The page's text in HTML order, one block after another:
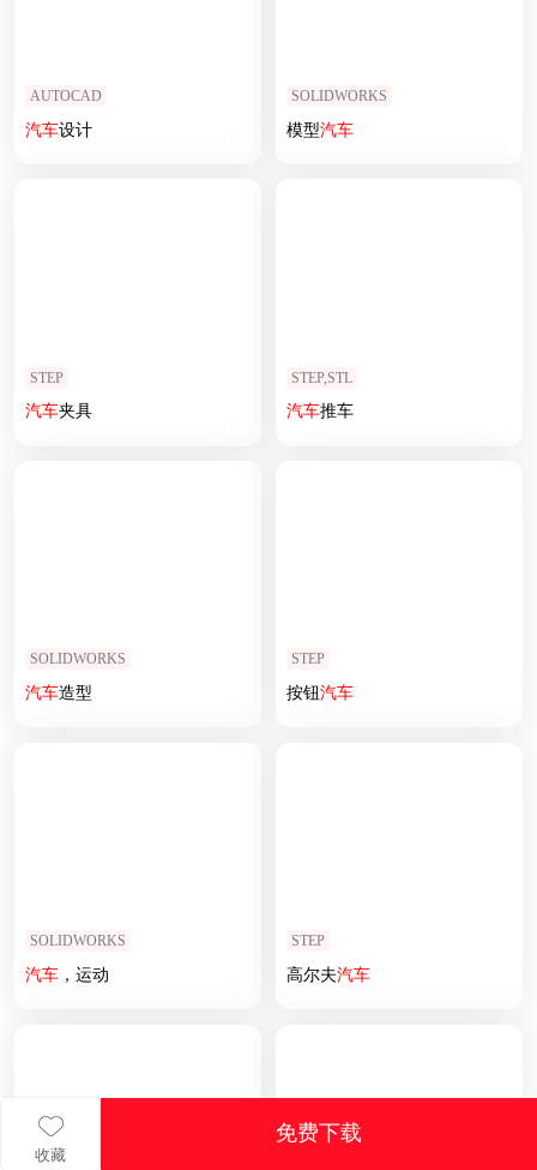
收藏
免费下载
AUTOCAD
汽车设计
SOLIDWORKS
模型汽车
STEP
汽车夹具
STEP,STL
汽车推车
SOLIDWORKS
汽车造型
STEP
按钮汽车
SOLIDWORKS
汽车，运动
STEP
高尔夫汽车